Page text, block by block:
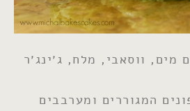
מים, ווסאבי, מלח, ג׳ינג׳ר
המגוררים ומערבבים